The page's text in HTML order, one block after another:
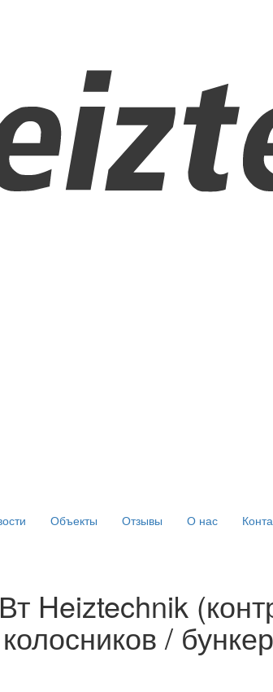
Объекты Отзывы О нас
Heiztechnik
/